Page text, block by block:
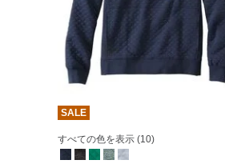
SALE
すべての色を表示 (10)